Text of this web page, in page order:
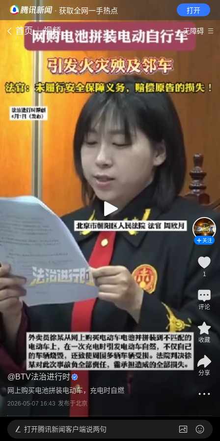
· 获取全网一手热点 打开
首页 视频 无障碍
@BTV法治进行时
网上购买电池拼装电动车，充电时自燃
2026-05-07 16:43 发布于北京
关注
1
评论
收藏
分享
打开腾讯新闻客户端说两句